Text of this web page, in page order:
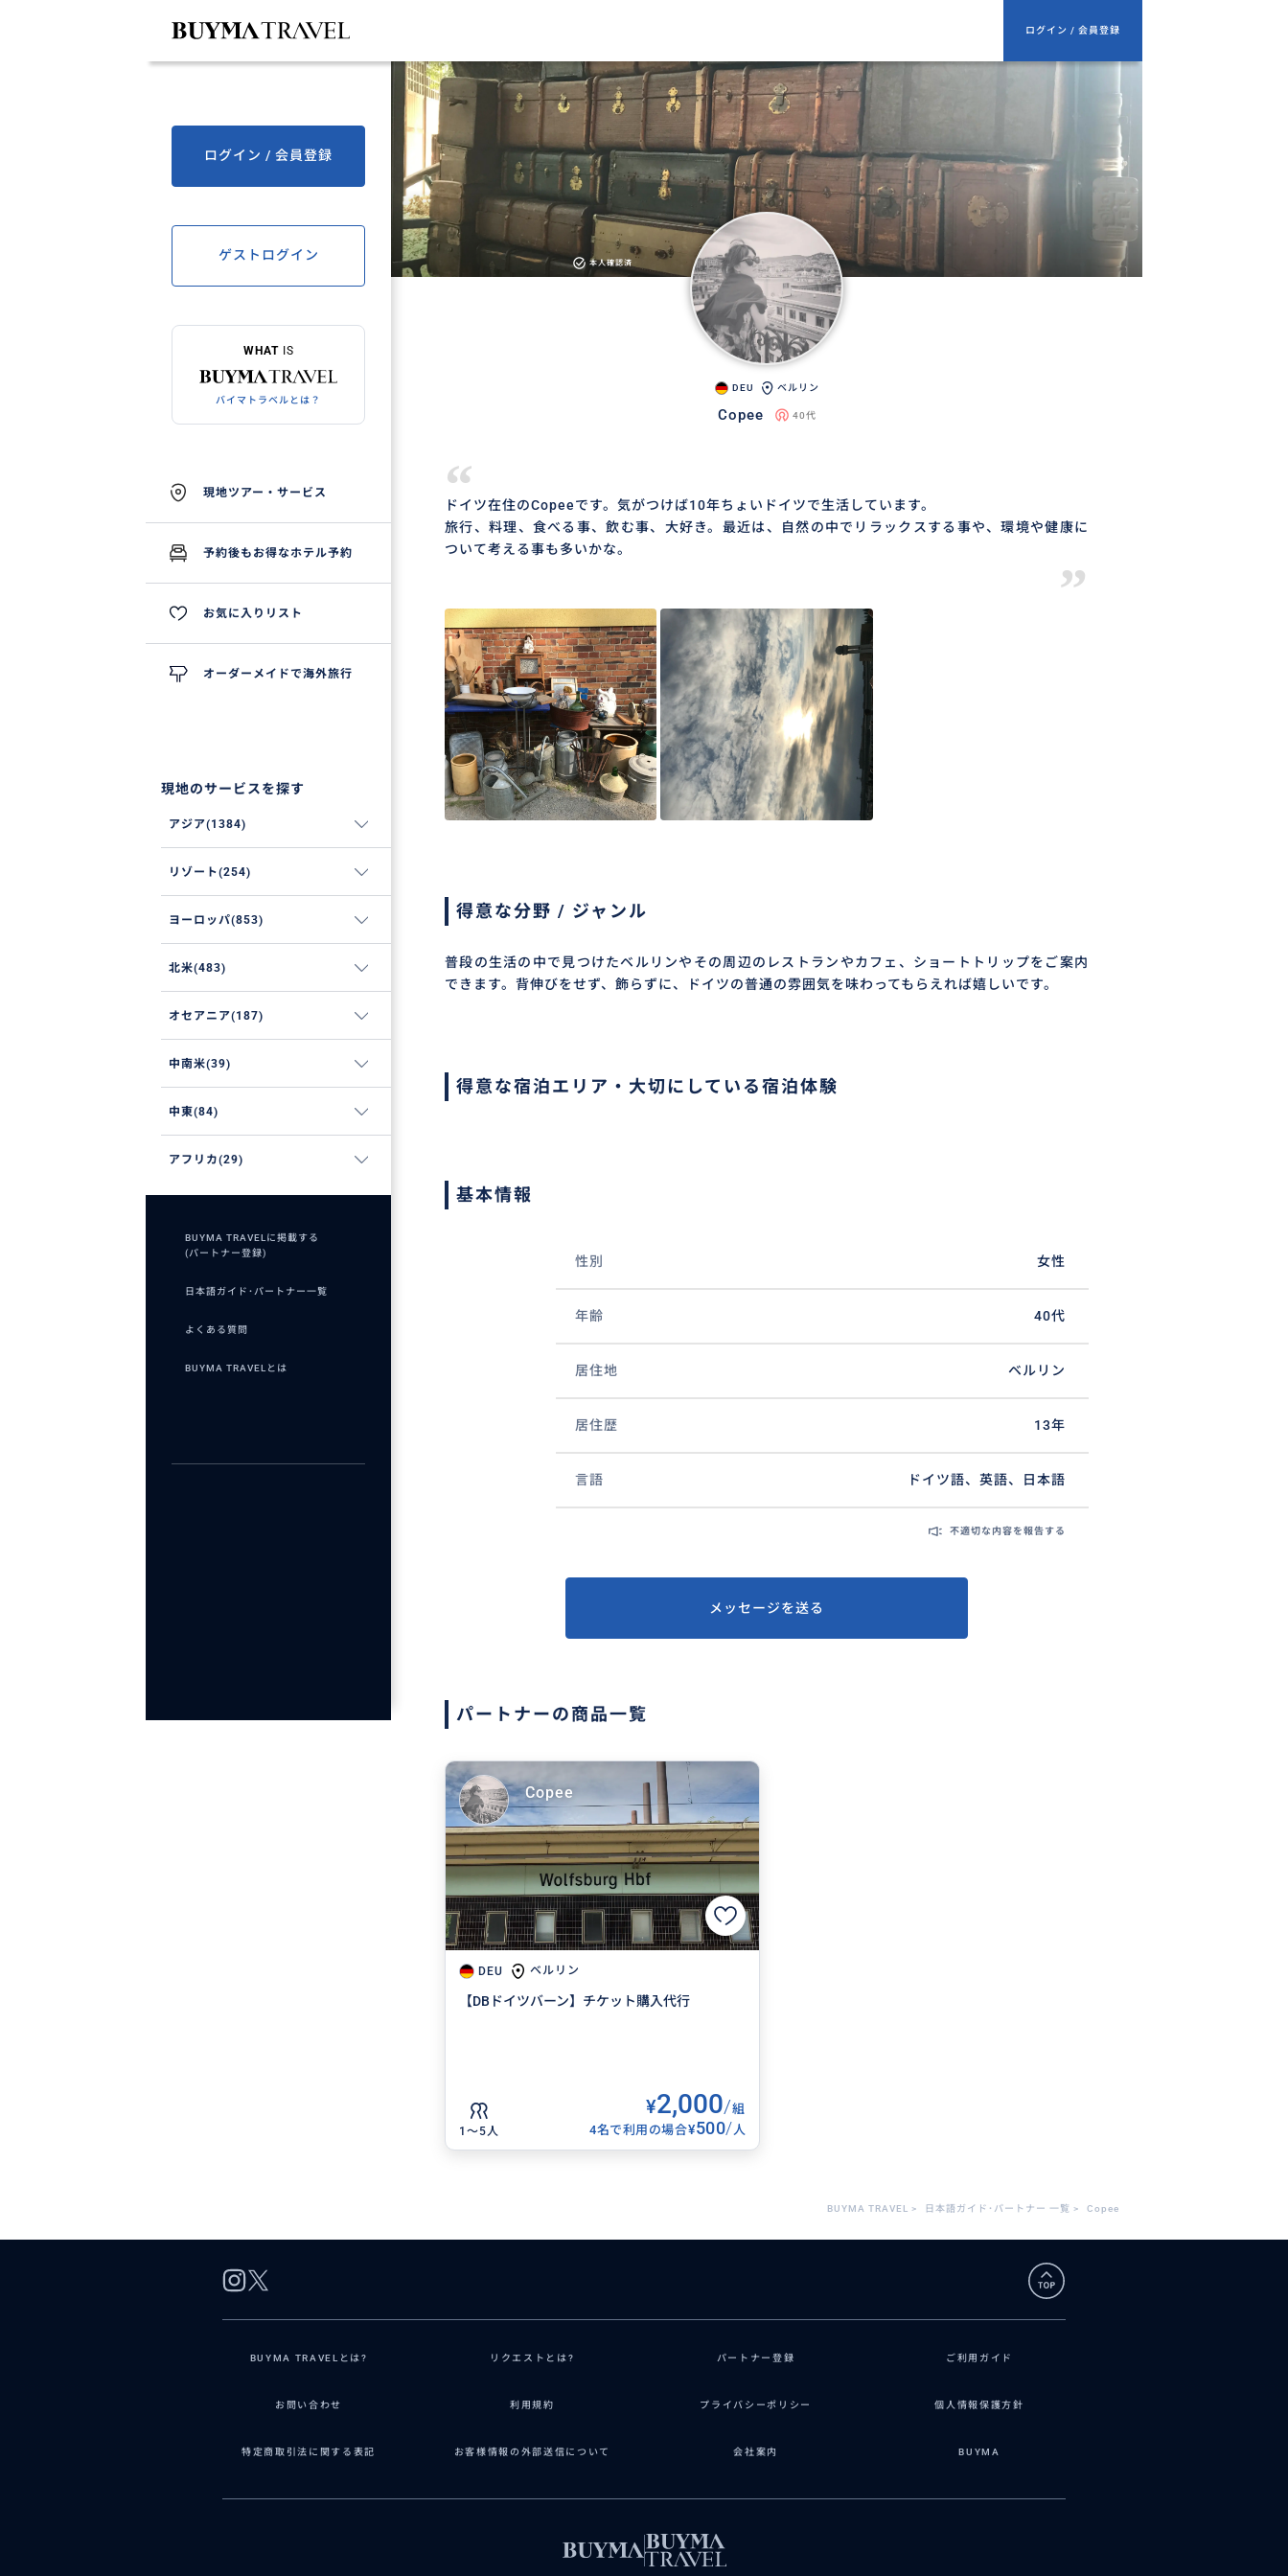
ログイン / 会員登録
本人確認済
DEU ベルリン
Copee 40代
“
ドイツ在住のCopeeです。気がつけば10年ちょいドイツで生活しています。
旅行、料理、食べる事、飲む事、大好き。最近は、自然の中でリラックスする事や、環境や健康に
ついて考える事も多いかな。
”
得意な分野 / ジャンル
普段の生活の中で見つけたベルリンやその周辺のレストランやカフェ、ショートトリップをご案内
できます。背伸びをせず、飾らずに、ドイツの普通の雰囲気を味わってもらえれば嬉しいです。
得意な宿泊エリア・大切にしている宿泊体験
基本情報
性別 女性
年齢 40代
居住地 ベルリン
居住歴 13年
言語 ドイツ語、英語、日本語
不適切な内容を報告する
メッセージを送る
パートナーの商品一覧
DEU ベルリン
【DBドイツバーン】チケット購入代行
1〜5人
¥2,000/組
4名で利用の場合¥500/ 人
Copee
BUYMA TRAVEL > 日本語ガイド･パートナー 一覧 > Copee
BUYMA TRAVELとは? リクエストとは? パートナー登録 ご利用ガイド
お問い合わせ 利用規約 プライバシーポリシー 個人情報保護方針
特定商取引法に関する表記 お客様情報の外部送信について 会社案内 BUYMA
ログイン / 会員登録
ゲストログイン
WHAT IS
バイマトラベルとは？
現地ツアー・サービス
予約後もお得なホテル予約
お気に入りリスト
オーダーメイドで海外旅行
現地のサービスを探す
アジア(1384)
リゾート(254)
ヨーロッパ(853)
北米(483)
オセアニア(187)
中南米(39)
中東(84)
アフリカ(29)
BUYMA TRAVELに掲載する
(パートナー登録)
日本語ガイド･パートナー一覧
よくある質問
BUYMA TRAVELとは